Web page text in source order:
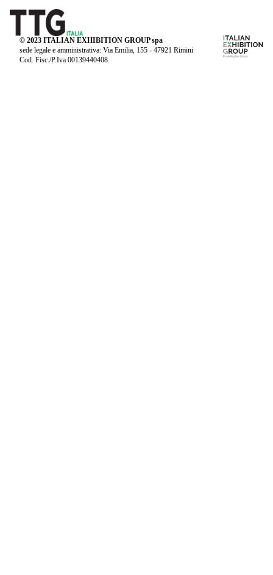
© 2023 ITALIAN EXHIBITION GROUP spa
sede legale e amministrativa: Via Emilia, 155 - 47921 Rimini
Cod. Fisc./P.Iva 00139440408.